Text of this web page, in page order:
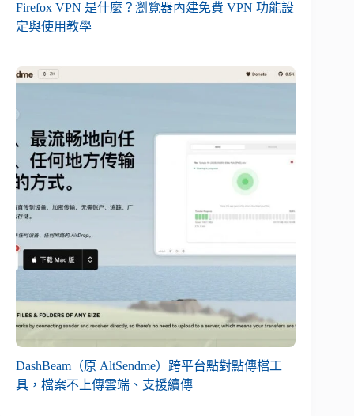
Firefox VPN 是什麼？瀏覽器內建免費 VPN 功能設
定與使用教學
DashBeam（原 AltSendme）跨平台點對點傳檔工
具，檔案不上傳雲端、支援續傳